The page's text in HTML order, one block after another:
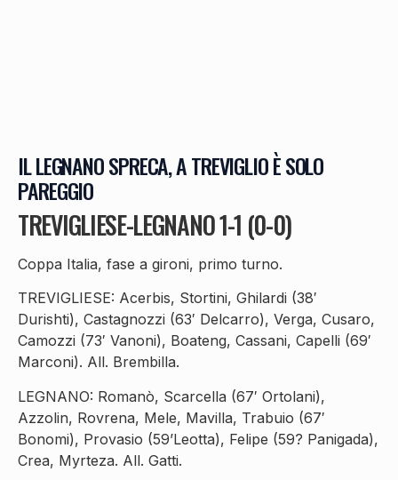
IL LEGNANO SPRECA, A TREVIGLIO È SOLO
PAREGGIO
TREVIGLIESE-LEGNANO 1-1 (0-0)
Coppa Italia, fase a gironi, primo turno.
TREVIGLIESE: Acerbis, Stortini, Ghilardi (38′
Durishti), Castagnozzi (63′ Delcarro), Verga, Cusaro,
Camozzi (73′ Vanoni), Boateng, Cassani, Capelli (69′
Marconi). All. Brembilla.
LEGNANO: Romanò, Scarcella (67′ Ortolani),
Azzolin, Rovrena, Mele, Mavilla, Trabuio (67′
Bonomi), Provasio (59’Leotta), Felipe (59? Panigada),
Crea, Myrteza. All. Gatti.